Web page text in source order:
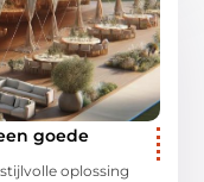
goede
oplossing